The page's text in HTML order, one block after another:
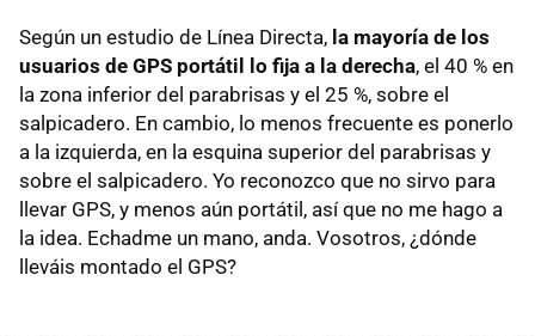
Según un estudio de Línea Directa, la mayoría de los
usuarios de GPS portátil lo fija a la derecha, el 40 % en
la zona inferior del parabrisas y el 25 %, sobre el
salpicadero. En cambio, lo menos frecuente es ponerlo
a la izquierda, en la esquina superior del parabrisas y
sobre el salpicadero. Yo reconozco que no sirvo para
llevar GPS, y menos aún portátil, así que no me hago a
la idea. Echadme un mano, anda. Vosotros, ¿dónde
lleváis montado el GPS?